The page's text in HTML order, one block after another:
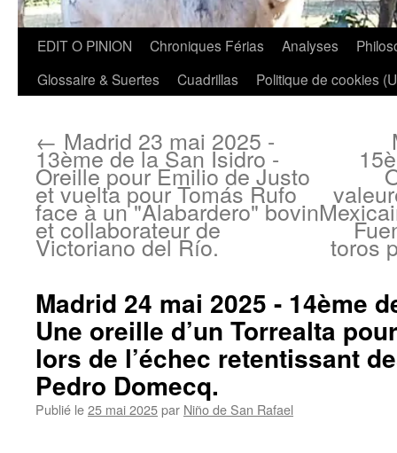
Aller
EDIT O PINION Chroniques Férias Analyses
Glossaire & Suertes
Cuadrillas Politique de cookies
← Madrid 23 mai 2025 -
13ème de la San Isidro -
Oreille pour Emilio de Justo
et vuelta pour Tomás Rufo
face à un "Alabardero" bovin
et collaborateur de
Victoriano del Río. toros
Madrid 24 mai 2025 - 14ème
Une oreille d’un Torrealta
lors de l’échec retentissant
Pedro Domecq.
Publié le25 mai 2025par Niño de San Rafael